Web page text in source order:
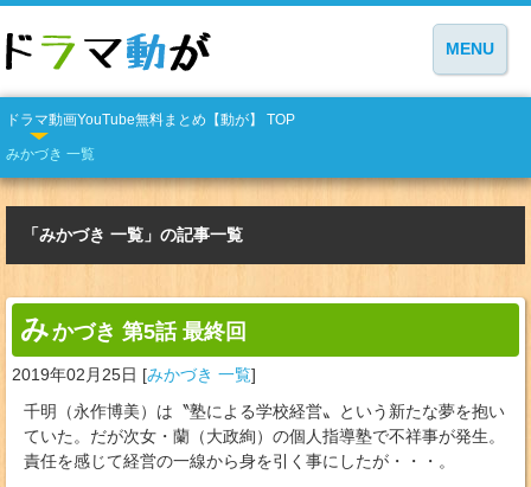
MENU
ドラマ動画YouTube無料まとめ【動が】 TOP
みかづき 一覧
「みかづき 一覧」の記事一覧
みかづき 第5話 最終回
2019年02月25日 [みかづき 一覧]
千明（永作博美）は〝塾による学校経営〟という新たな夢を抱い
ていた。だが次女・蘭（大政絢）の個人指導塾で不祥事が発生。
責任を感じて経営の一線から身を引く事にしたが・・・。